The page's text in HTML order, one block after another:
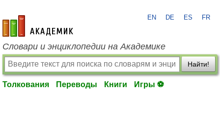
academic.ru
EN DE ES FR
Словари и энциклопедии на Академике
Найти!
Толкования Переводы Книги Игры ⚽